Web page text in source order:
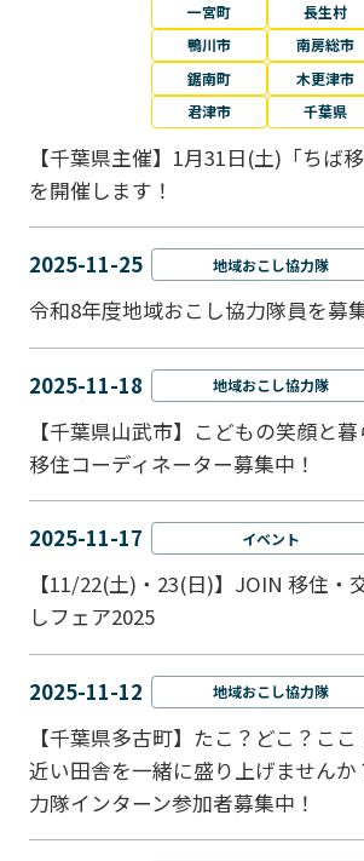
一宮町
長生村
鴨川市
南房総市
鋸南町
木更津市
君津市
千葉県
【千葉県主催】1月31日(土)「ちば
を開催します！
2025-11-25 地域おこし協力隊
令和8年度地域おこし協力隊員を募
2025-11-18 地域おこし協力隊
【千葉県山武市】こどもの笑顔と
移住コーディネーター募集中！
2025-11-17 イベント
【11/22(土)・23(日)】JOIN 移住・
しフェア2025
2025-11-12 地域おこし協力隊
【千葉県多古町】たこ？どこ？こ
近い田舎を一緒に盛り上げません
力隊インターン参加者募集中！